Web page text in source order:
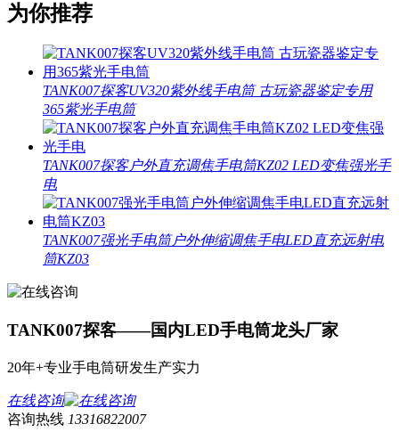
为你推荐
TANK007探客UV320紫外线手电筒 古玩瓷器鉴定专用
365紫光手电筒
TANK007探客户外直充调焦手电筒KZ02 LED变焦强光手
电
TANK007强光手电筒户外伸缩调焦手电LED直充远射电
筒KZ03
TANK007探客——国内LED手电筒龙头厂家
20年+专业手电筒研发生产实力
在线咨询
咨询热线 13316822007